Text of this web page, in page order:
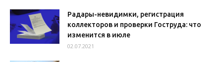
Радары-невидимки, регистрация
коллекторов и проверки Гоструда: что
изменится в июле
02.07.2021